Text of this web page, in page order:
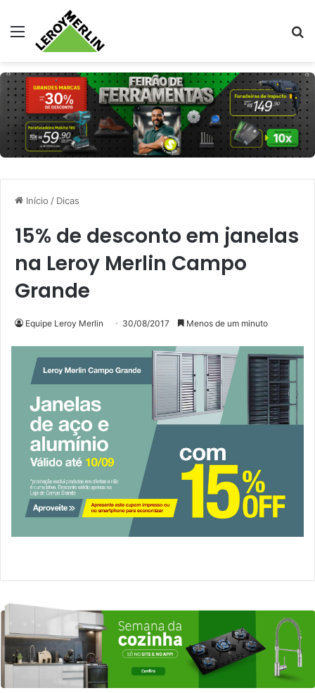
Menu
Início / Dicas
15% de desconto em janelas
na Leroy Merlin Campo
Grande
Equipe Leroy Merlin 30/08/2017 Menos de um minuto